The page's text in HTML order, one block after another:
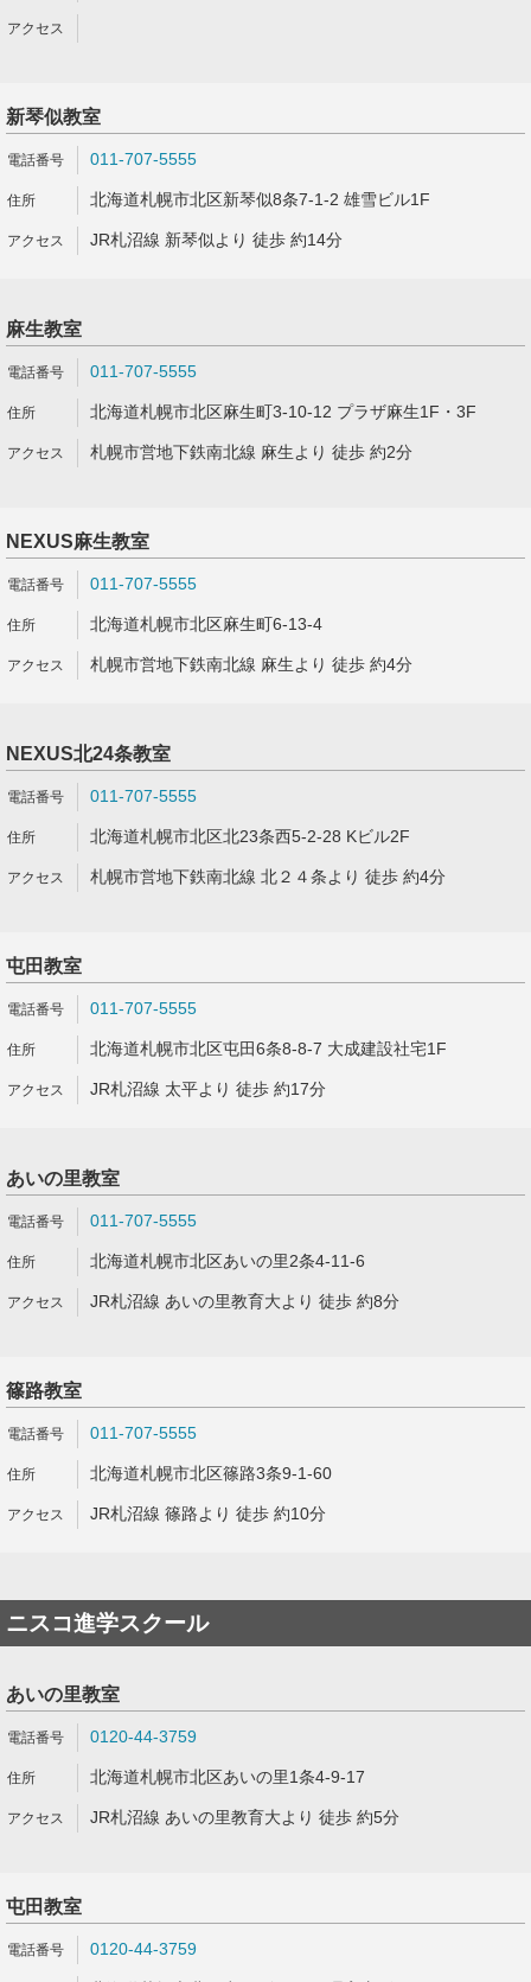
新琴似教室
011-707-5555
北海道札幌市北区新琴似8条7-1-2 雄雪ビル1F
JR札沼線 新琴似より 徒歩 約14分
麻生教室
011-707-5555
北海道札幌市北区麻生町3-10-12 プラザ麻生1F・3F
札幌市営地下鉄南北線 麻生より 徒歩 約2分
NEXUS麻生教室
011-707-5555
北海道札幌市北区麻生町6-13-4
札幌市営地下鉄南北線 麻生より 徒歩 約4分
NEXUS北24条教室
011-707-5555
北海道札幌市北区北23条西5-2-28 Kビル2F
札幌市営地下鉄南北線 北２４条より 徒歩 約4分
屯田教室
011-707-5555
北海道札幌市北区屯田6条8-8-7 大成建設社宅1F
JR札沼線 太平より 徒歩 約17分
あいの里教室
011-707-5555
北海道札幌市北区あいの里2条4-11-6
JR札沼線 あいの里教育大より 徒歩 約8分
篠路教室
011-707-5555
北海道札幌市北区篠路3条9-1-60
JR札沼線 篠路より 徒歩 約10分
ニスコ進学スクール
あいの里教室
0120-44-3759
北海道札幌市北区あいの里1条4-9-17
JR札沼線 あいの里教育大より 徒歩 約5分
屯田教室
0120-44-3759